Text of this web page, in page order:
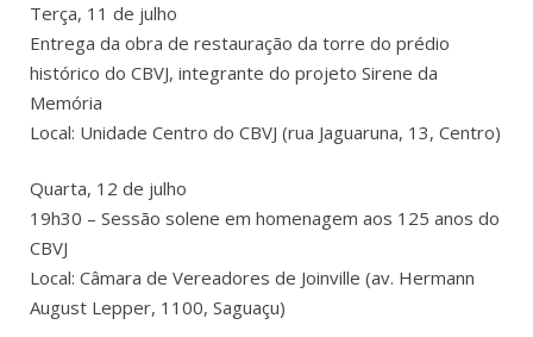
Terça, 11 de julho
Entrega da obra de restauração da torre do prédio
histórico do CBVJ, integrante do projeto Sirene da
Memória
Local: Unidade Centro do CBVJ (rua Jaguaruna, 13, Centro)
Quarta, 12 de julho
19h30 – Sessão solene em homenagem aos 125 anos do
CBVJ
Local: Câmara de Vereadores de Joinville (av. Hermann
August Lepper, 1100, Saguaçu)